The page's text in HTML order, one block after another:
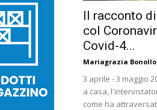
Il racconto
col
Covid-4...
Mariagrazia Bonollo
3 aprile - 3 maggio
a casa,
come ha